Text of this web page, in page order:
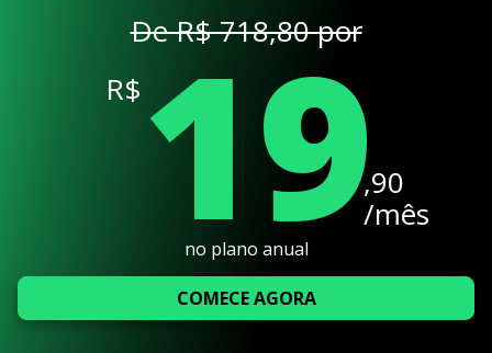
De R$ 718,80 por
R$ 19,90
/mês
no plano anual
COMECE AGORA